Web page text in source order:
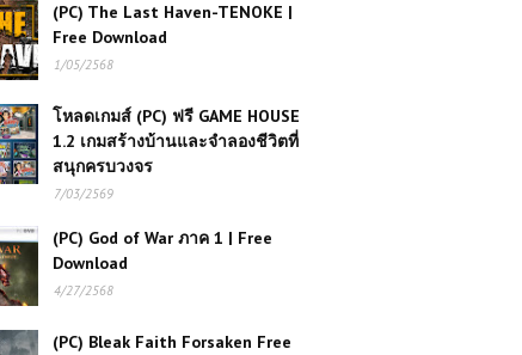
(PC) The Last Haven-TENOKE |
Free Download
1/05/2568
โหลดเกมส์ (PC) ฟรี GAME HOUSE
1.2 เกมสร้างบ้านและจำลองชีวิตที่
สนุกครบวงจร
7/03/2569
(PC) God of War ภาค 1 | Free
Download
4/27/2568
(PC) Bleak Faith Forsaken Free